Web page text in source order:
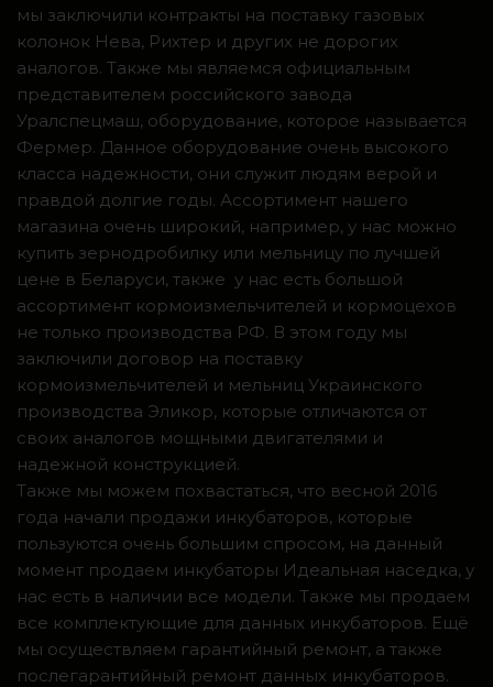
мы заключили контракты на поставку газовых
колонок Нева, Рихтер и других не дорогих
аналогов. Также мы являемся официальным
представителем российского завода
Уралспецмаш, оборудование, которое называется
Фермер. Данное оборудование очень высокого
класса надежности, они служит людям верой и
правдой долгие годы. Ассортимент нашего
магазина очень широкий, например, у нас можно
купить зернодробилку или мельницу по лучшей
цене в Беларуси, также у нас есть большой
ассортимент кормоизмельчителей и кормоцехов
не только производства РФ. В этом году мы
заключили договор на поставку
кормоизмельчителей и мельниц Украинского
производства Эликор, которые отличаются от
своих аналогов мощными двигателями и
надежной конструкцией.
Также мы можем похвастаться, что весной 2016
года начали продажи инкубаторов, которые
пользуются очень большим спросом, на данный
момент продаем инкубаторы Идеальная наседка, у
нас есть в наличии все модели. Также мы продаем
все комплектующие для данных инкубаторов. Ещё
мы осуществляем гарантийный ремонт, а также
послегарантийный ремонт данных инкубаторов.